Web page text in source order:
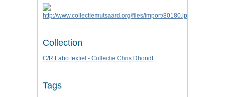
Collection
C/R Labo textiel - Collectie Chris Dhondt
Tags